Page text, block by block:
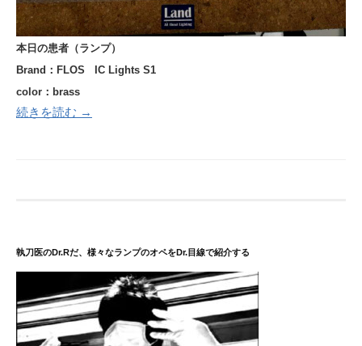
本日の患者（ランプ）
Brand：FLOS IC Lights S1
color：brass
続きを読む →
執刀医のDr.Rだ、様々なランプのオペをDr.目線で紹介する